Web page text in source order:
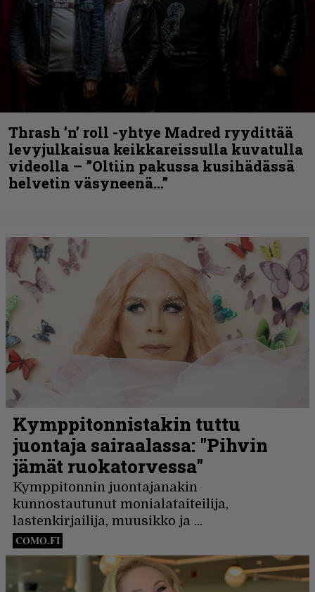
Thrash ’n’ roll -yhtye Madred ryydittää
levyjulkaisua keikkareissulla kuvatulla
videolla – ”Oltiin pakussa kusihädässä
helvetin väsyneenä…”